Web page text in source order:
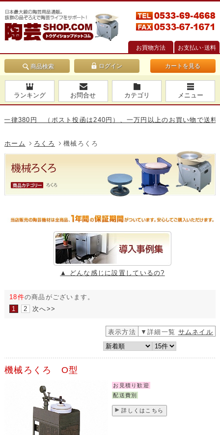
お買物方法 お支払い･送料
商品検索 カートを見る
ランキング お問合せ カテゴリ メニュー
円 （ポスト投函は240円）、一万円以上のお買い物で送料無料で
ホーム ろくろ 機械ろくろ
▲ どんな感じに設置しているの?
18件の商品がございます。
1
2 次へ>>
表示方法 ▼詳細一覧 サムネイル
機械ろくろ O型
お見積り歓迎
配送費別
詳しくはこちら